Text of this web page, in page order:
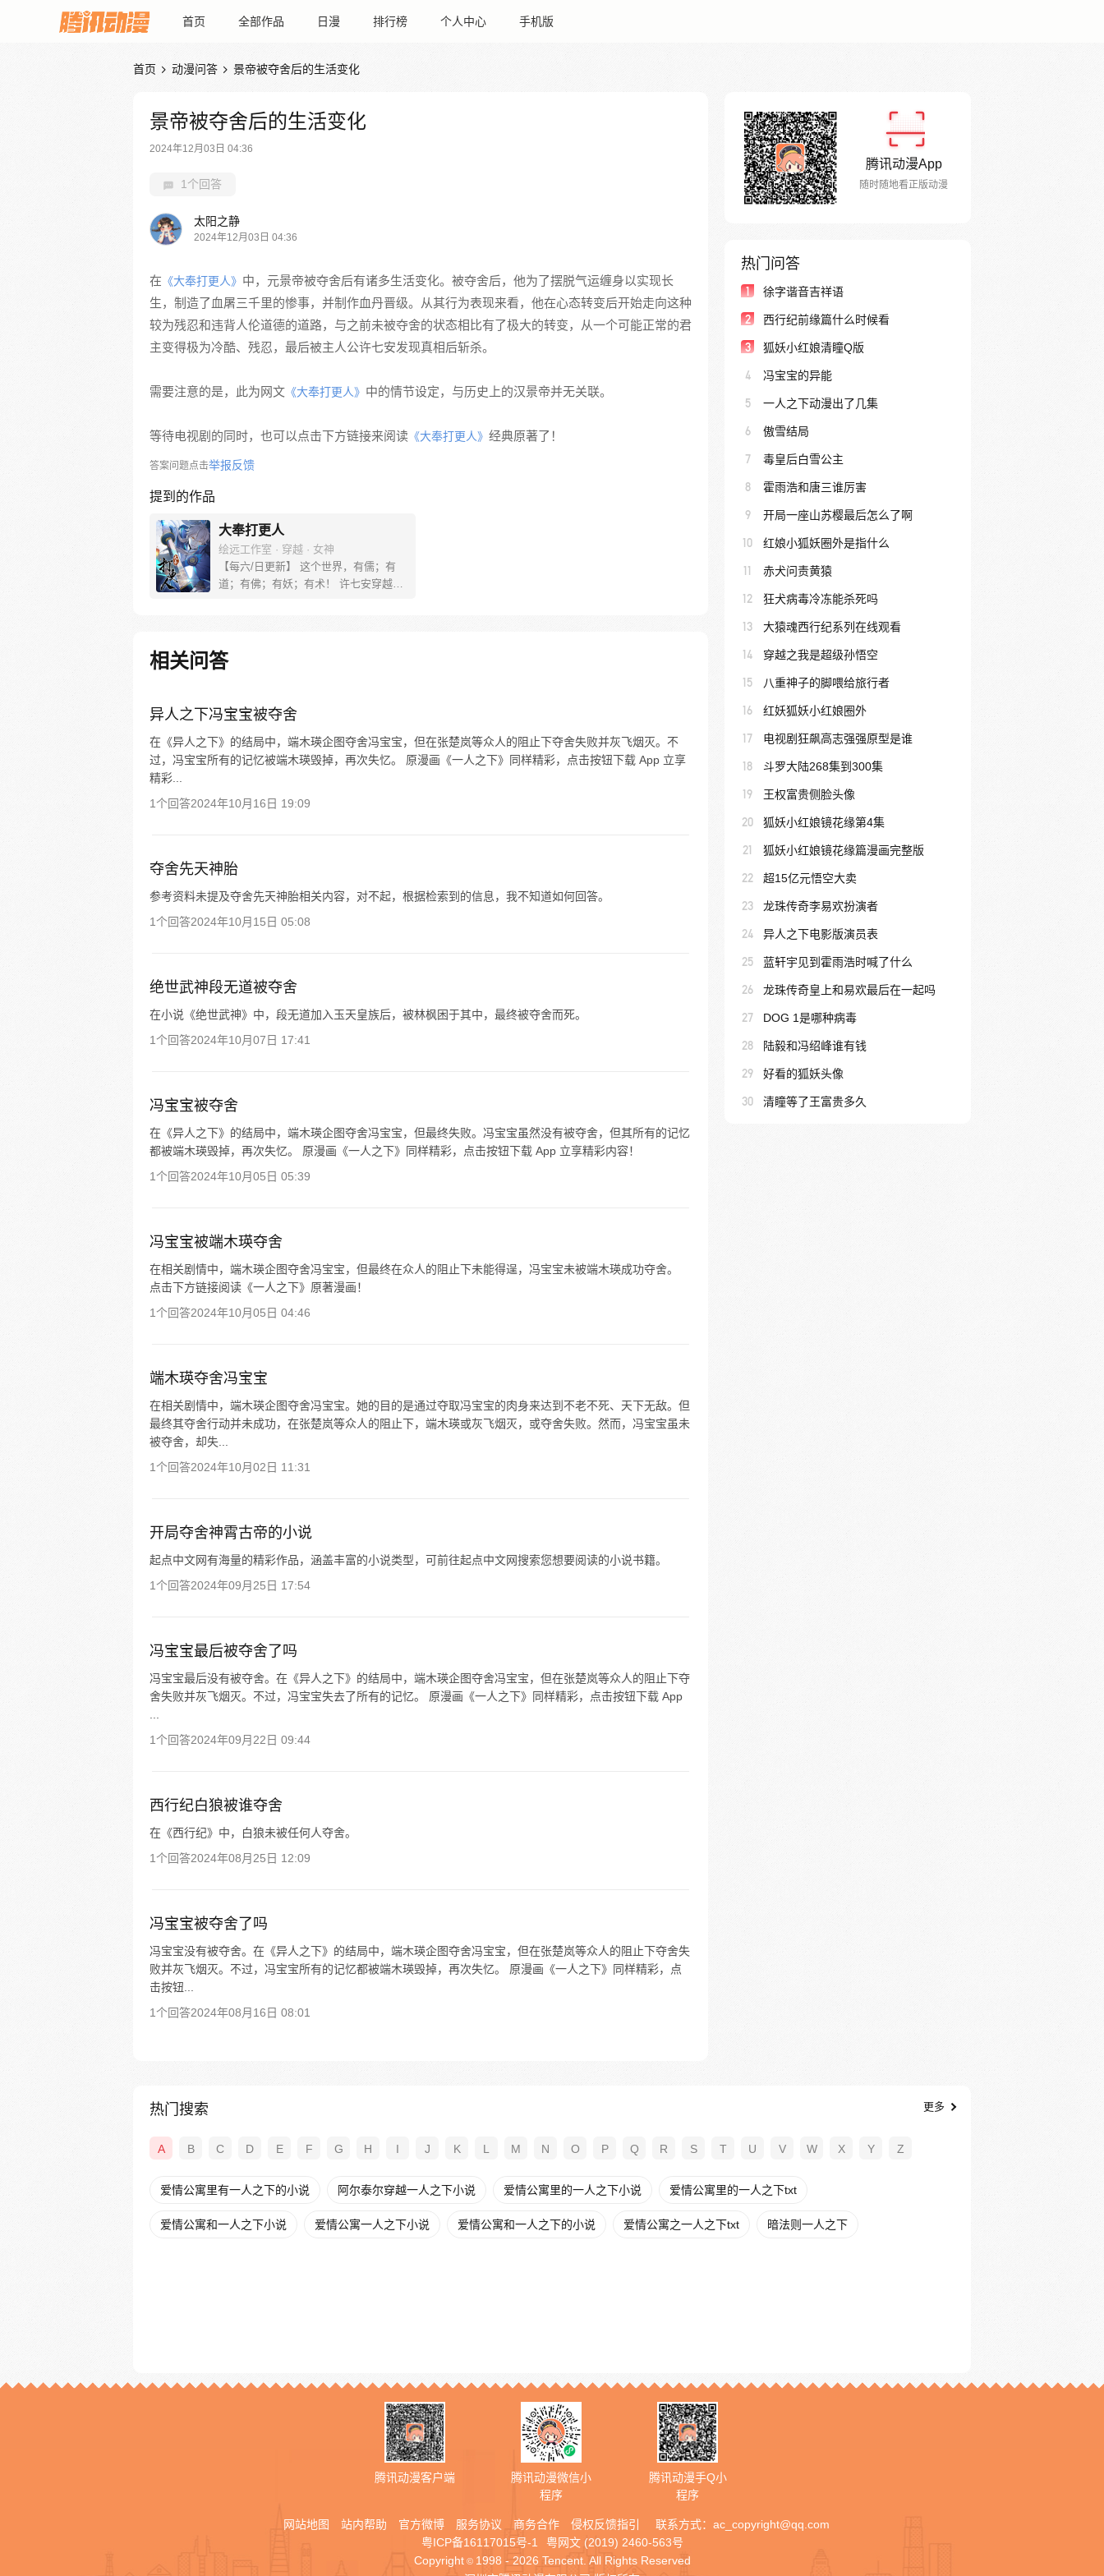
首页 全部作品 日漫 排行榜 个人中心 手机版
首页  动漫问答  景帝被夺舍后的生活变化
景帝被夺舍后的生活变化
2024年12月03日 04:36
1个回答
太阳之静
2024年12月03日 04:36
在 《大奉打更人》 中，元景帝被夺舍后有诸多生活变化。被夺舍后，他为了摆脱气运缠身以实现长
生，制造了血屠三千里的惨事，并制作血丹晋级。从其行为表现来看，他在心态转变后开始走向这种
较为残忍和违背人伦道德的道路，与之前未被夺舍的状态相比有了极大的转变，从一个可能正常的君
主变得极为冷酷、残忍，最后被主人公许七安发现真相后斩杀。
需要注意的是，此为网文 《大奉打更人》 中的情节设定，与历史上的汉景帝并无关联。
等待电视剧的同时，也可以点击下方链接来阅读 《大奉打更人》 经典原著了！
答案问题点击举报反馈
提到的作品
大奉打更人
绘远工作室 · 穿越 · 女神
【每六/日更新】 这个世界，有儒；有
道；有佛；有妖；有术！ 许七安穿越醒
果…… 改编自阅文集团作者卖报小郎君
同名小说 QQ群号：799493374
相关问答
异人之下冯宝宝被夺舍
在《异人之下》的结局中，端木瑛企图夺舍冯宝宝，但在张楚岚等众人的阻止下夺舍失败并灰飞烟灭。不
过，冯宝宝所有的记忆被端木瑛毁掉，再次失忆。 原漫画《一人之下》同样精彩，点击按钮下载 App 立享
精彩...
1个回答2024年10月16日 19:09
夺舍先天神胎
参考资料未提及夺舍先天神胎相关内容，对不起，根据检索到的信息，我不知道如何回答。
1个回答2024年10月15日 05:08
绝世武神段无道被夺舍
在小说《绝世武神》中，段无道加入玉天皇族后，被林枫困于其中，最终被夺舍而死。
1个回答2024年10月07日 17:41
冯宝宝被夺舍
在《异人之下》的结局中，端木瑛企图夺舍冯宝宝，但最终失败。冯宝宝虽然没有被夺舍，但其所有的记忆
都被端木瑛毁掉，再次失忆。 原漫画《一人之下》同样精彩，点击按钮下载 App 立享精彩内容！
1个回答2024年10月05日 05:39
冯宝宝被端木瑛夺舍
在相关剧情中，端木瑛企图夺舍冯宝宝，但最终在众人的阻止下未能得逞，冯宝宝未被端木瑛成功夺舍。
点击下方链接阅读《一人之下》原著漫画！
1个回答2024年10月05日 04:46
端木瑛夺舍冯宝宝
在相关剧情中，端木瑛企图夺舍冯宝宝。她的目的是通过夺取冯宝宝的肉身来达到不老不死、天下无敌。但
最终其夺舍行动并未成功，在张楚岚等众人的阻止下，端木瑛或灰飞烟灭，或夺舍失败。然而，冯宝宝虽未
被夺舍，却失...
1个回答2024年10月02日 11:31
开局夺舍神霄古帝的小说
起点中文网有海量的精彩作品，涵盖丰富的小说类型，可前往起点中文网搜索您想要阅读的小说书籍。
1个回答2024年09月25日 17:54
冯宝宝最后被夺舍了吗
冯宝宝最后没有被夺舍。在《异人之下》的结局中，端木瑛企图夺舍冯宝宝，但在张楚岚等众人的阻止下夺
舍失败并灰飞烟灭。不过，冯宝宝失去了所有的记忆。 原漫画《一人之下》同样精彩，点击按钮下载 App
1个回答2024年09月22日 09:44
西行纪白狼被谁夺舍
在《西行纪》中，白狼未被任何人夺舍。
1个回答2024年08月25日 12:09
冯宝宝被夺舍了吗
冯宝宝没有被夺舍。在《异人之下》的结局中，端木瑛企图夺舍冯宝宝，但在张楚岚等众人的阻止下夺舍失
败并灰飞烟灭。不过，冯宝宝所有的记忆都被端木瑛毁掉，再次失忆。 原漫画《一人之下》同样精彩，点
击按钮...
1个回答2024年08月16日 08:01
腾讯动漫App
随时随地看正版动漫
热门问答
1 徐字谐音吉祥语
2 西行纪前缘篇什么时候看
3 狐妖小红娘清瞳Q版
4 冯宝宝的异能
5 一人之下动漫出了几集
6 傲雪结局
7 毒皇后白雪公主
8 霍雨浩和唐三谁厉害
9 开局一座山苏樱最后怎么了啊
10 红娘小狐妖圈外是指什么
11 赤犬问责黄猿
12 狂犬病毒冷冻能杀死吗
13 大猿魂西行纪系列在线观看
14 穿越之我是超级孙悟空
15 八重神子的脚喂给旅行者
16 红妖狐妖小红娘圈外
17 电视剧狂飙高志强强原型是谁
18 斗罗大陆268集到300集
19 王权富贵侧脸头像
20 狐妖小红娘镜花缘第4集
21 狐妖小红娘镜花缘篇漫画完整版
22 超15亿元悟空大卖
23 龙珠传奇李易欢扮演者
24 异人之下电影版演员表
25 蓝轩宇见到霍雨浩时喊了什么
26 龙珠传奇皇上和易欢最后在一起吗
27 DOG 1是哪种病毒
28 陆毅和冯绍峰谁有钱
29 好看的狐妖头像
30 清瞳等了王富贵多久
热门搜索 更多
A B C D E F G H I J K L M N O P Q R S T U V W X Y Z
爱情公寓里有一人之下的小说 阿尔泰尔穿越一人之下小说 爱情公寓里的一人之下小说 爱情公寓里的一人之下txt
爱情公寓和一人之下小说 爱情公寓一人之下小说 爱情公寓和一人之下的小说 爱情公寓之一人之下txt 暗法则一人之下
腾讯动漫客户端
腾讯动漫微信小
程序
腾讯动漫手Q小
程序
网站地图 站内帮助 官方微博 服务协议 商务合作 侵权反馈指引 联系方式： ac_copyright@qq.com
粤ICP备16117015号-1
粤网文 (2019) 2460-563号
Copyright © 1998 - 2026 Tencent. All Rights Reserved